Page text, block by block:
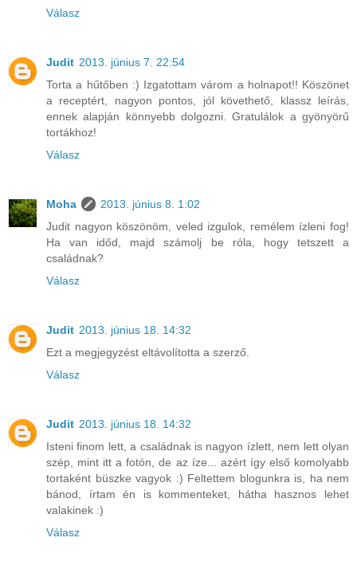
Válasz
Judit 2013. június 7. 22:54
Torta a hűtőben :) Izgatottam várom a holnapot!! Köszönet
a receptért, nagyon pontos, jól követhető, klassz leírás,
ennek alapján könnyebb dolgozni. Gratulálok a gyönyörű
tortákhoz!
Válasz
Moha
2013. június 8. 1:02
Judit nagyon köszönöm, veled izgulok, remélem ízleni fog!
Ha van időd, majd számolj be róla, hogy tetszett a
családnak?
Válasz
Judit 2013. június 18. 14:32
Ezt a megjegyzést eltávolította a szerző.
Válasz
Judit 2013. június 18. 14:32
Isteni finom lett, a családnak is nagyon ízlett, nem lett olyan
szép, mint itt a fotón, de az íze... azért így első komolyabb
tortaként büszke vagyok :) Feltettem blogunkra is, ha nem
bánod, írtam én is kommenteket, hátha hasznos lehet
valakinek :)
Válasz